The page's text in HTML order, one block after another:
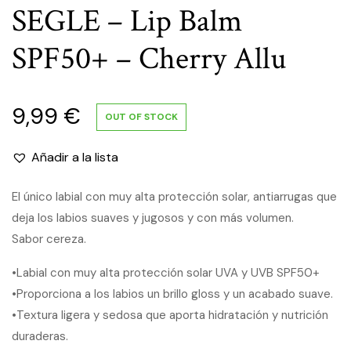
SEGLE – Lip Balm
SPF50+ – Cherry Allu
9,99 € OUT OF STOCK
Añadir a la lista
El único labial con muy alta protección solar, antiarrugas que
deja los labios suaves y jugosos y con más volumen.
Sabor cereza.
•Labial con muy alta protección solar UVA y UVB SPF50+
•Proporciona a los labios un brillo gloss y un acabado suave.
•Textura ligera y sedosa que aporta hidratación y nutrición
duraderas.